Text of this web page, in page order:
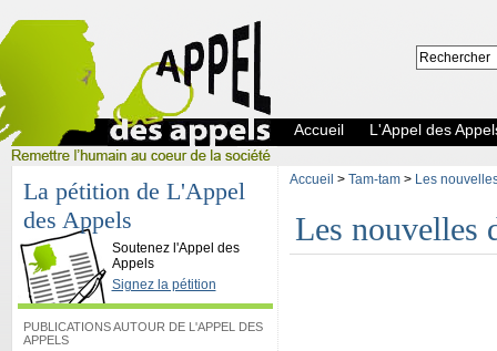
L'Appel des Appels
Accueil L'Appel des
La pétition de L'Appel
des Appels
Soutenez l'Appel des
Appels
Signez la pétition
PUBLICATIONS AUTOUR DE L'APPEL DES
APPELS
Accueil > Tam-tam> Les
Les nouvelles